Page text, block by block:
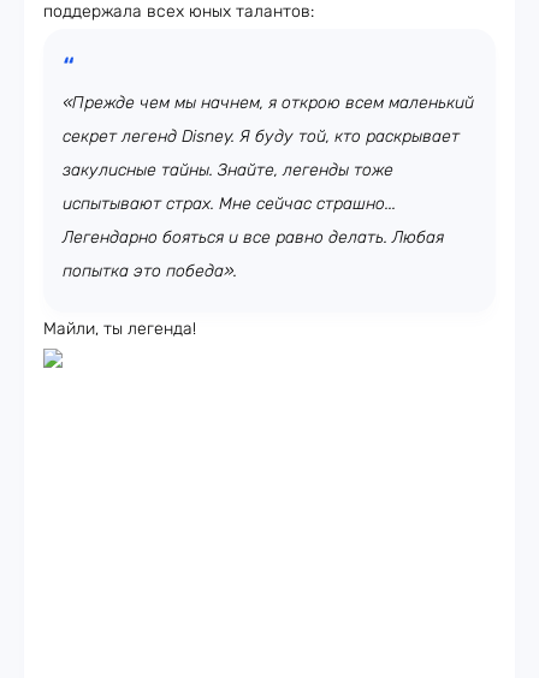
поддержала всех юных талантов:
«Прежде чем мы начнем, я открою всем маленький
секрет легенд Disney. Я буду той, кто раскрывает
закулисные тайны. Знайте, легенды тоже
испытывают страх. Мне сейчас страшно...
Легендарно бояться и все равно делать. Любая
попытка это победа».
Майли, ты легенда!